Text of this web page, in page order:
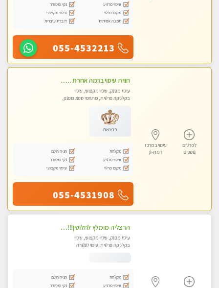
עיסוי מרגיע
נקי ומסודר
מקום פרטי
עיסוי מקצועי
תמונה אמיתית
דוברת עיברית
055-4532213
לפרטים
נוספים
עיסוי במרכז
רמת-גן
חווית עיסוי ברמה אחרת ... כל סוגי העיסויים מעסה מקצועית ואיכותית פרטי!!!מומלץ לחלוטין!!!!ללא מין !
עיסוי מפנק, עיסוי מקצועי, עיסוי
בקלניקה פרטית, מתחמי ספא מפנק,
פרימיום
מקלחת
חניה חינם
עיסוי מרגיע
נקי ומסודר
מקום פרטי
עיסוי מקצועי
055-4531908
הרצליה-מומלץ לחלוטין!!!! כל סוגי העיסויים מעסה מקצועית ואיכותית פרטי!! בנתניה
עיסוי מפנק, עיסוי מקצועי, עיסוי
בקלניקה פרטית, עיסוי טנטרה
מקלחת
חניה חינם
עיסוי מרגיע
נקי ומסודר